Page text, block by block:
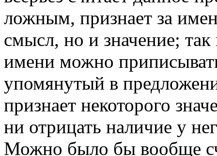
ложным, признает за
смысл, но и значение; так
имени можно
упомянутый в
признает некоторого
ни отрицать наличие у
Можно было бы вообще